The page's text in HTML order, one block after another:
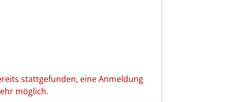
stattgefunden, eine Anmeldung
möglich.